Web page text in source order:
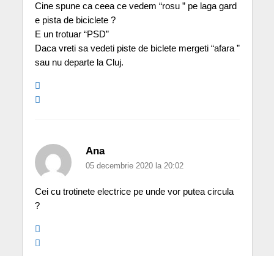
Cine spune ca ceea ce vedem “rosu ” pe laga gard
e pista de biciclete ?
E un trotuar “PSD”
Daca vreti sa vedeti piste de biclete mergeti “afara ”
sau nu departe la Cluj.
Ana
05 decembrie 2020 la 20:02
Cei cu trotinete electrice pe unde vor putea circula
?